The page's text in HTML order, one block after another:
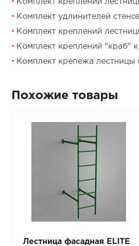
Комплект креплений
Комплект удлинителей
Комплект креплений
Комплект креплений "краб"
Комплект крепежа
Похожие товары
Лестница фасадная ELITE